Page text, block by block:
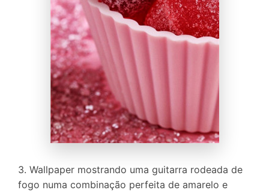
3. Wallpaper mostrando uma guitarra rodeada de
fogo numa combinação perfeita de amarelo e